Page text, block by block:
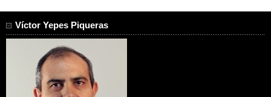
Víctor Yepes Piqueras